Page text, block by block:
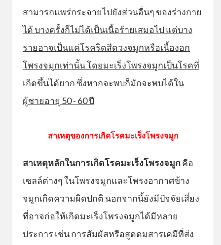
สามารถแพร่กระจายไปยังส่วนอื่นๆ ของร่างกาย
ได้ บางครั้งก็ไม่ได้เป็นเนื้อร้ายเสมอไป แต่บาง
รายอาจเป็นแค่โรคริดสีดวงจมูกหรือเนื้องอก
โพรงจมูกเท่านั้น โดยมะเร็งโพรงจมูกเป็นโรคที่
เกิดขึ้นได้ยาก ซึ่งหากจะพบก็มักจะพบได้ใน
ผู้ชายอายุ 50 - 60 ปี
สาเหตุของการเกิดโรคมะเร็งโพรงจมูก
สาเหตุหลักในการเกิดโรคมะเร็งโพรงจมูกคือ
เซลล์ต่างๆ ในโพรงจมูกและโพรงอากาศข้าง
จมูกเกิดความผิดปกติ นอกจากนี้ยังมีปัจจัยเสี่ยง
ที่อาจก่อให้เกิดมะเร็งโพรงจมูกได้มีหลาย
ประการ เช่น การสัมผัสหรือสูดดมสารเคมีที่ส่ง